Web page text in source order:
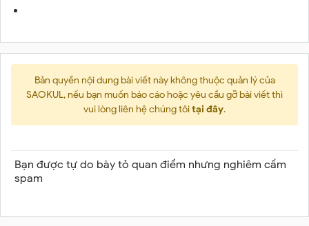
Bản quyền nội dung bài viết này không thuộc quản lý của
SAOKUL, nếu bạn muốn báo cáo hoặc yêu cầu gỡ bài viết thì
vui lòng liên hệ chúng tôitại đây.
Bạn được tự do bày tỏ quan điểm nhưng nghiêm cấm
spam